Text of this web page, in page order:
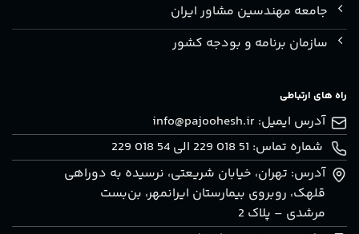
جامعه مهندسین مشاور ایران
سازمان برنامه و بودجه کشور
راه های ارتباطی
آدرس ایمیل: info@pajoohesh.ir
شماره تماس: 51 018 229 الی 54 018 229
آدرس: تهران، خيابان شريعتی، نرسيده به دوراهی
قلهک، روبروی بيمارستان ايرانمهر، بن‌بست
مرشدی – پلاک 2